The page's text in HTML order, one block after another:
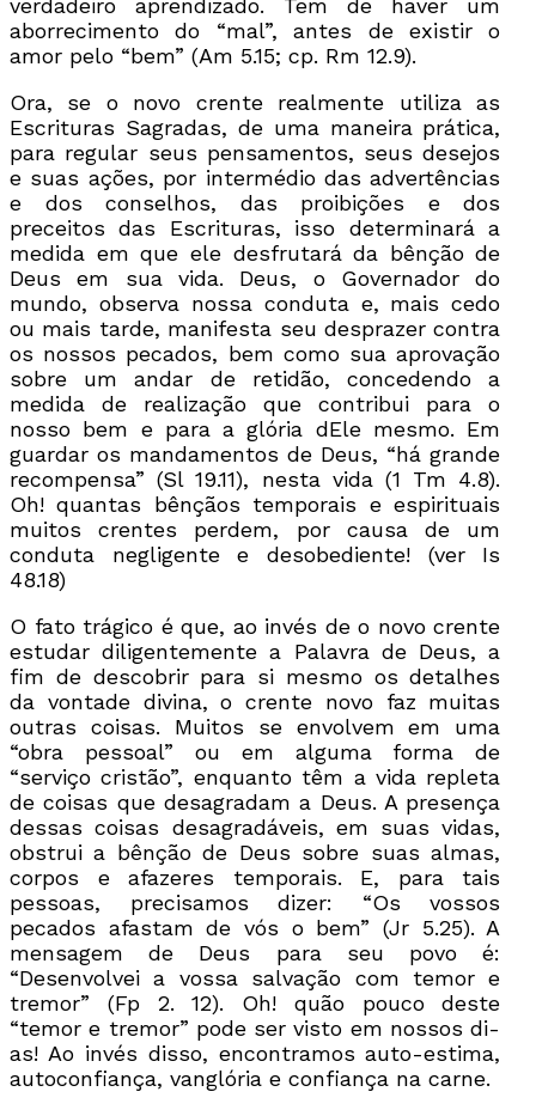
verdadeiro aprendizado. Tem de haver um
aborrecimento do “mal”, antes de existir o
amor pelo “bem” (Am 5.15; cp. Rm 12.9).
Ora, se o novo crente realmente utiliza as
Escrituras Sagradas, de uma maneira prática,
para regular seus pensamentos, seus desejos
e suas ações, por intermédio das advertências
e dos conselhos, das proibições e dos
preceitos das Escrituras, isso determinará a
medida em que ele desfrutará da bênção de
Deus em sua vida. Deus, o Governador do
mundo, observa nossa conduta e, mais cedo
ou mais tarde, manifesta seu desprazer contra
os nossos pecados, bem como sua aprovação
sobre um andar de retidão, concedendo a
medida de realização que contribui para o
nosso bem e para a glória dEle mesmo. Em
guardar os mandamentos de Deus, “há grande
recompensa” (Sl 19.11), nesta vida (1 Tm 4.8).
Oh! quantas bênçãos temporais e espirituais
muitos crentes perdem, por causa de um
conduta negligente e desobediente! (ver Is
48.18)
O fato trágico é que, ao invés de o novo crente
estudar diligentemente a Palavra de Deus, a
fim de descobrir para si mesmo os detalhes
da vontade divina, o crente novo faz muitas
outras coisas. Muitos se envolvem em uma
“obra pessoal” ou em alguma forma de
“serviço cristão”, enquanto têm a vida repleta
de coisas que desagradam a Deus. A presença
dessas coisas desagradáveis, em suas vidas,
obstrui a bênção de Deus sobre suas almas,
corpos e afazeres temporais. E, para tais
pessoas, precisamos dizer: “Os vossos
pecados afastam de vós o bem” (Jr 5.25). A
mensagem de Deus para seu povo é:
“Desenvolvei a vossa salvação com temor e
tremor” (Fp 2. 12). Oh! quão pouco deste
“temor e tremor” pode ser visto em nossos di-
as! Ao invés disso, encontramos auto-estima,
autoconfiança, vanglória e confiança na carne.